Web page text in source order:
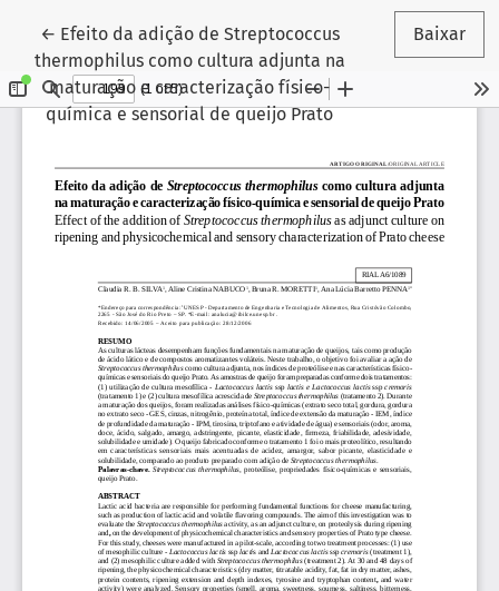
← Voltar aos Detalhes do Artigo
Efeito da adição de Streptococcus
thermophilus como cultura adjunta na
maturação e caracterização físico-
química e sensorial de queijo Prato
Baixar